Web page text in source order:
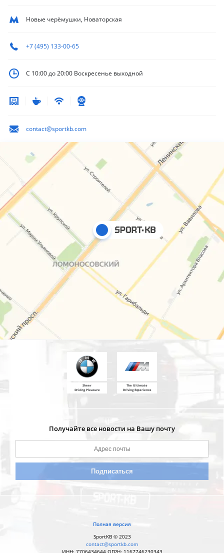
Новые черёмушки, Новаторская
+7 (495) 133-00-65
С 10:00 до 20:00 Воскресенье выходной
contact@sportkb.com
Sheer
Driving Pleasure
The Ultimate
Driving Experience
Получайте все новости на Вашу почту
Полная версия
SportKB © 2023
contact@sportkb.com
ИНН: 7706434644 ОГРН: 1167746230343